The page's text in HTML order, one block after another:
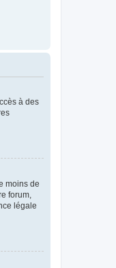
à des
moins de
forum,
légale